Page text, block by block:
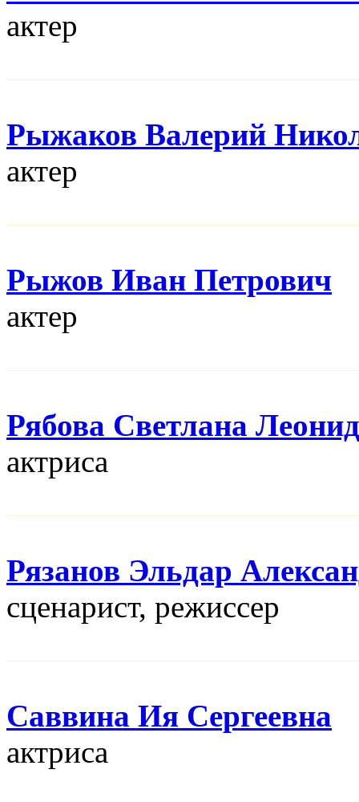
актер
Рыжаков Валерий
актер
Рыжов Иван Петрович
актер
Рябова Светлана
актриса
Рязанов Эльдар
сценарист, режисcер
Саввина Ия Сергеевна
актриса